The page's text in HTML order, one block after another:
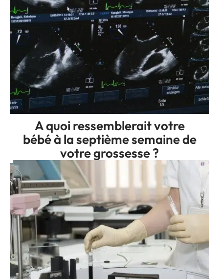
A quoi ressemblerait votre
bébé à la septième semaine de
votre grossesse ?